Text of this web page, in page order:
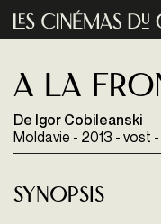
Aller au contenu principal
A la
De Igor Cobileanski
Moldavie - 2013 - vost
Synopsis